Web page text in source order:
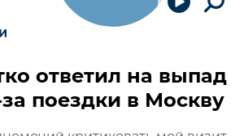
ответил на выпад
поездки в Москву